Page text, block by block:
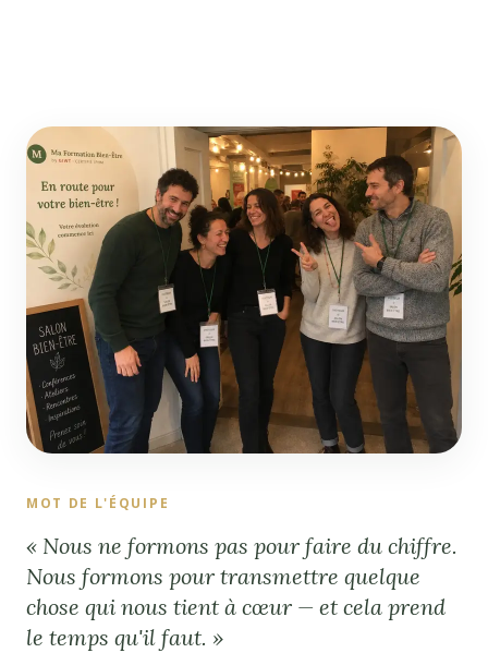
MOT DE L'ÉQUIPE
« Nous ne formons pas pour faire du chiffre.
Nous formons pour transmettre quelque
chose qui nous tient à cœur — et cela prend
le temps qu'il faut. »